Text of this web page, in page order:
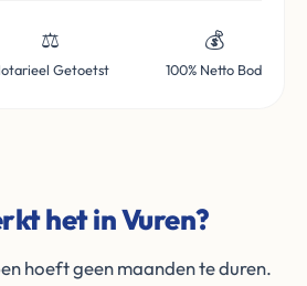
⚖️
Getoetst
💰
100% Netto Bod
het in Vuren?
hoeft geen maanden te duren.